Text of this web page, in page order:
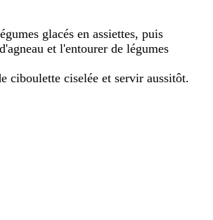
glacés en assiettes, puis
et l'entourer de légumes
ciboulette ciselée et servir aussitôt.